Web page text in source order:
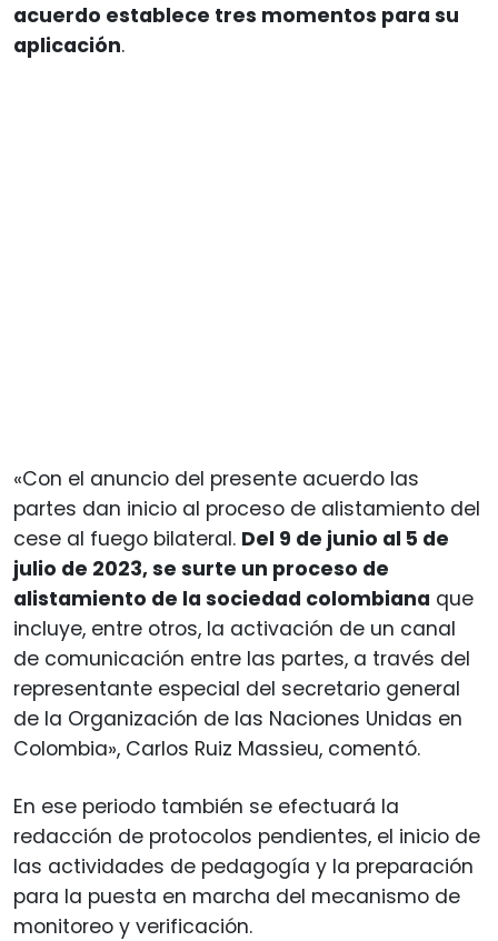
acuerdo establece tres momentos para su
aplicación.
«Con el anuncio del presente acuerdo las
partes dan inicio al proceso de alistamiento del
cese al fuego bilateral. Del 9 de junio al 5 de
julio de 2023, se surte un proceso de
alistamiento de la sociedad colombiana que
incluye, entre otros, la activación de un canal
de comunicación entre las partes, a través del
representante especial del secretario general
de la Organización de las Naciones Unidas en
Colombia», Carlos Ruiz Massieu, comentó.
En ese periodo también se efectuará la
redacción de protocolos pendientes, el inicio de
las actividades de pedagogía y la preparación
para la puesta en marcha del mecanismo de
monitoreo y verificación.